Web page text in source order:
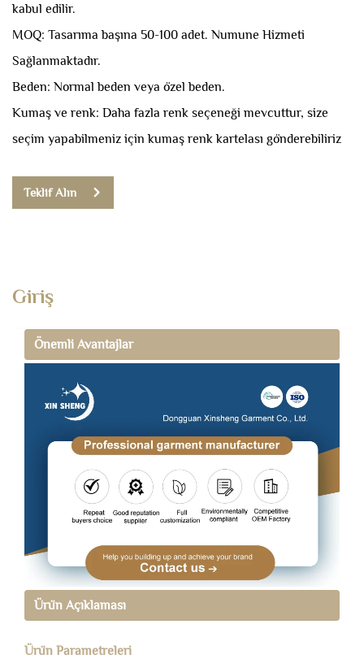
kabul edilir.
MOQ: Tasarıma başına 50-100 adet. Numune Hizmeti
Sağlanmaktadır.
Beden: Normal beden veya özel beden.
Kumaş ve renk: Daha fazla renk seçeneği mevcuttur, size
seçim yapabilmeniz için kumaş renk kartelası gönderebiliriz
Teklif Alın
Giriş
Önemli Avantajlar
Ürün Açıklaması
Ürün Parametreleri